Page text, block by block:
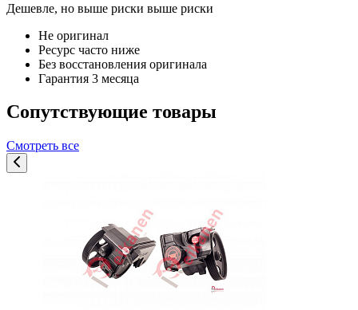
Дешевле, но выше риски выше риски
Не оригинал
Ресурс часто ниже
Без восстановления оригинала
Гарантия 3 месяца
Сопутствующие товары
Смотреть все